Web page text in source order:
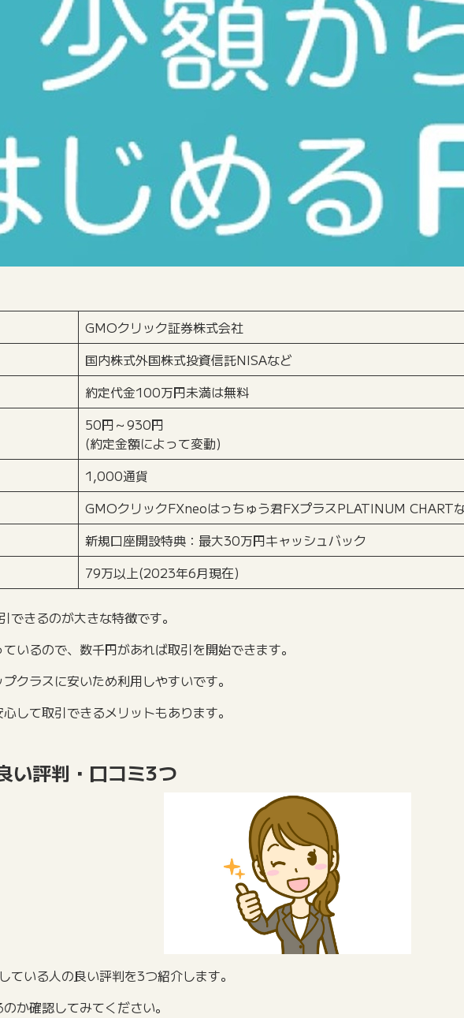
GMOクリック証券株式会社
国内株式外国株式投資信託NISAなど
約定代金100万円未満は無料
50円～930円
(約定金額によって変動)
1,000通貨
GMOクリックFXneoはっちゅう君FXプラスPLATINUM CHART
新規口座開設特典：最大30万円キャッシュバック
79万以上(2023年6月現在)
きるのが大きな特徴です。
いるので、数千円があれば取引を開始できます。
クラスに安いため利用しやすいです。
して取引できるメリットもあります。
い評判・口コミ3つ
いる人の良い評判を3つ紹介します。
か確認してみてください。